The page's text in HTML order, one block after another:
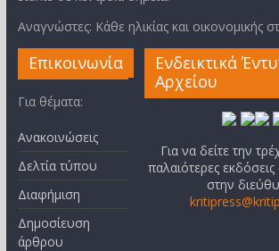
Αναγνώστες: Κάθε ηλικίας και οικονομικής
Επικοινωνία
Για θέματα:
Ανακοινώσεις
Δελτία τύπου
Διαφήμιση
Δημοσίευση
άρθρου
Ενδεικτικά
Αρχείου
Για να δείτε την
παλαιότερες εκδόσεις
στην